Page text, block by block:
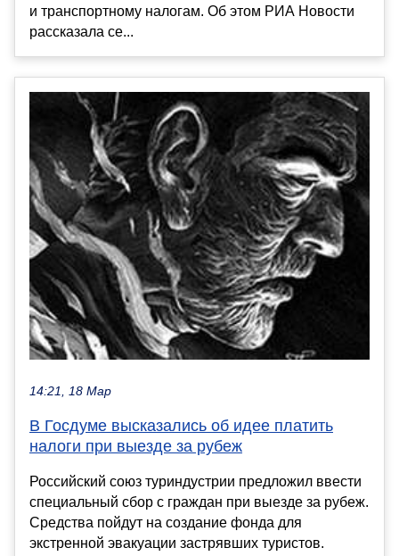
и транспортному налогам. Об этом РИА Новости
рассказала се...
14:21, 18 Мар
В Госдуме высказались об идее платить
налоги при выезде за рубеж
Российский союз туриндустрии предложил ввести
специальный сбор с граждан при выезде за рубеж.
Средства пойдут на создание фонда для
экстренной эвакуации застрявших туристов.